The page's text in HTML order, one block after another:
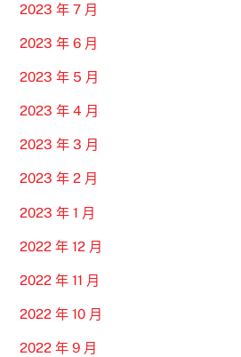
2023 年 7 月
2023 年 6 月
2023 年 5 月
2023 年 4 月
2023 年 3 月
2023 年 2 月
2023 年 1 月
2022 年 12 月
2022 年 11 月
2022 年 10 月
2022 年 9 月